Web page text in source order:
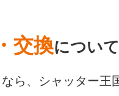
交換について
ら、シャッター王